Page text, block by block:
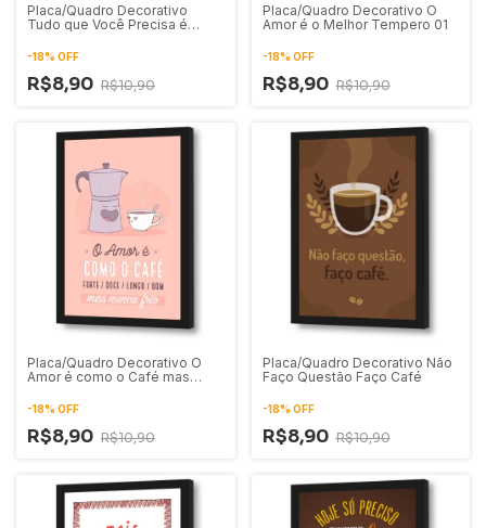
Placa/Quadro Decorativo
Tudo que Você Precisa é
-18% OFF
R$8,90 R$10,90
Placa/Quadro Decorativo O
Amor é o Melhor Tempero 01
-18% OFF
R$8,90 R$10,90
Placa/Quadro Decorativo O
Amor é como o Café mas
-18% OFF
R$8,90 R$10,90
Placa/Quadro Decorativo Não
Faço Questão Faço Café
-18% OFF
R$8,90 R$10,90